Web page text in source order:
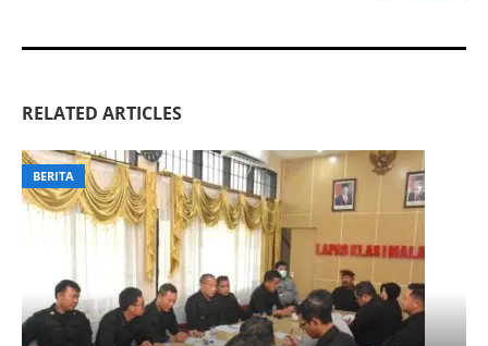
RELATED ARTICLES
BERITA